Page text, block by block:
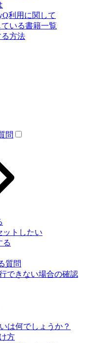
利用に関して
いる書籍一覧
方法
問
ットしたい
る
質問
できない場合の確認
は何でしょうか？
方